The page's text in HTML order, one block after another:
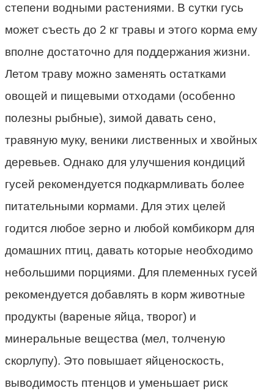
степени водными растениями. В сутки гусь
может съесть до 2 кг травы и этого корма ему
вполне достаточно для поддержания жизни.
Летом траву можно заменять остатками
овощей и пищевыми отходами (особенно
полезны рыбные), зимой давать сено,
травяную муку, веники лиственных и хвойных
деревьев. Однако для улучшения кондиций
гусей рекомендуется подкармливать более
питательными кормами. Для этих целей
годится любое зерно и любой комбикорм для
домашних птиц, давать которые необходимо
небольшими порциями. Для племенных гусей
рекомендуется добавлять в корм животные
продукты (вареные яйца, творог) и
минеральные вещества (мел, толченую
скорлупу). Это повышает яйценоскость,
выводимость птенцов и уменьшает риск